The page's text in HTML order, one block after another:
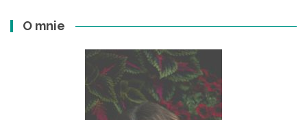
O mnie